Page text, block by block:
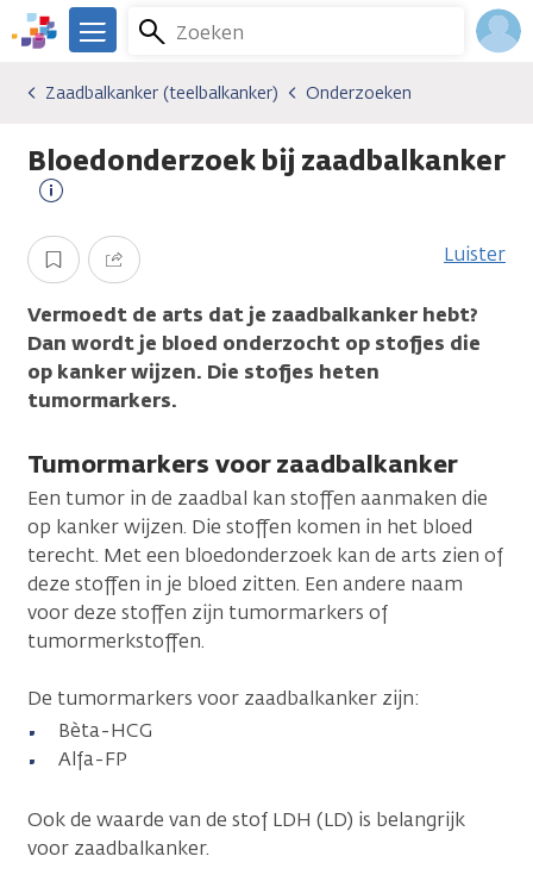
Overslaan
en
gaan
We
er
je.
Kanker.nl
Zoeken
Menu
Kankersoorten
Zaadbalkanker (teelbalkanker)
Onderzoeken
Zaadbalkanker (teelbalkanker) Onderzoeken
Bloedonderzoek bij zaadbalkanker
informatie
Opslaan Delen Luister
Vermoedt de arts dat je zaadbalkanker hebt?
Dan wordt je bloed onderzocht op stofjes die
op kanker wijzen. Die stofjes heten
tumormarkers.
Tumormarkers voor zaadbalkanker
Een tumor in de zaadbal kan stoffen aanmaken die
op kanker wijzen. Die stoffen komen in het bloed
terecht. Met een bloedonderzoek kan de arts zien of
deze stoffen in je bloed zitten. Een andere naam
voor deze stoffen zijn tumormarkers of
tumormerkstoffen.
De tumormarkers voor zaadbalkanker zijn:
Bèta-HCG
Alfa-FP
Ook de waarde van de stof LDH (LD) is belangrijk
voor zaadbalkanker.